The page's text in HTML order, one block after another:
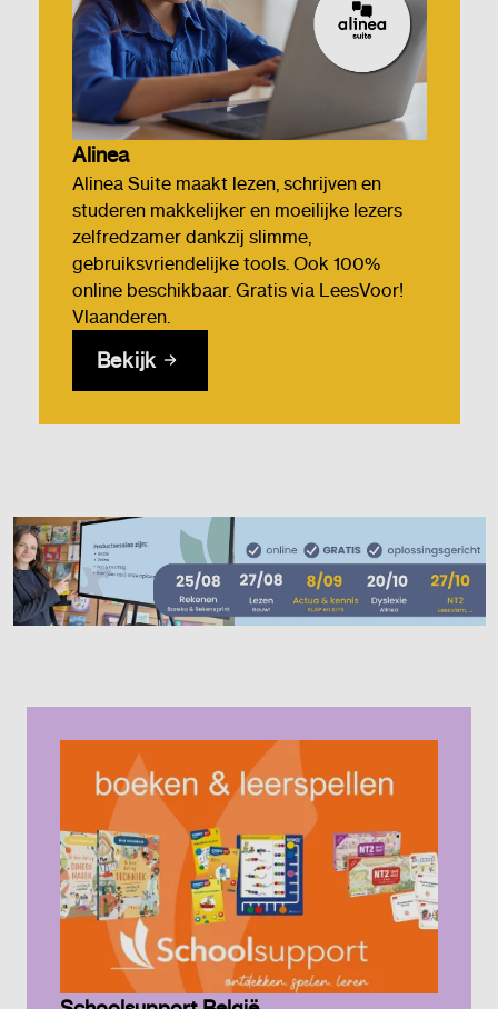
Alinea
Alinea Suite maakt lezen, schrijven en
studeren makkelijker en moeilijke lezers
zelfredzamer dankzij slimme,
gebruiksvriendelijke tools. Ook 100%
online beschikbaar. Gratis via LeesVoor!
Vlaanderen.
Bekijk